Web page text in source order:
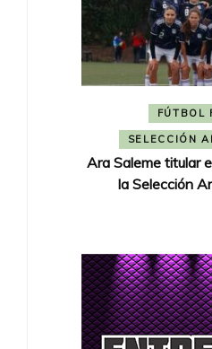
FÚTBOL
SELECCIÓN
Ara Saleme titular
la Selección